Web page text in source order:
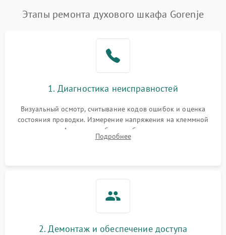
Этапы ремонта духового шкафа Gorenje
1. Диагностика неисправностей
Визуальный осмотр, считывание кодов ошибок и оценка
состояния проводки. Измерение напряжения на клеммной
колодке. Анализ жалоб на проблемы с нагревом,
конвекцией, панелью управления или блокировкой дверцы.
Подробнее
2. Демонтаж и обеспечение доступа